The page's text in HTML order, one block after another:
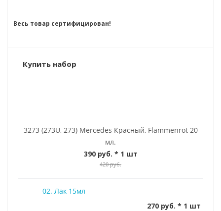
Весь товар сертифицирован!
Купить набор
3273 (273U, 273) Mercedes Красный, Flammenrot 20
мл.
390 руб. * 1 шт
420 руб.
02. Лак 15мл
270 руб. * 1 шт